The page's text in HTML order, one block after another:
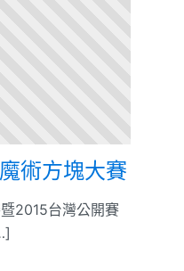
術方塊大賽
2015台灣公開賽